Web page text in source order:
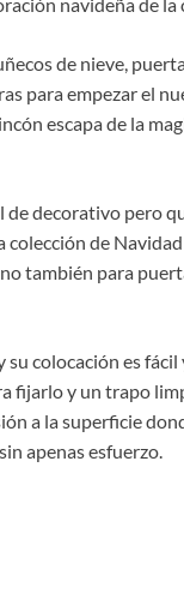
navideña de la
de nieve,
para empezar el
escapa de la
decorativo pero
de
también para
colocación es fácil
fijarlo y un trapo
a la superficie
apenas esfuerzo.